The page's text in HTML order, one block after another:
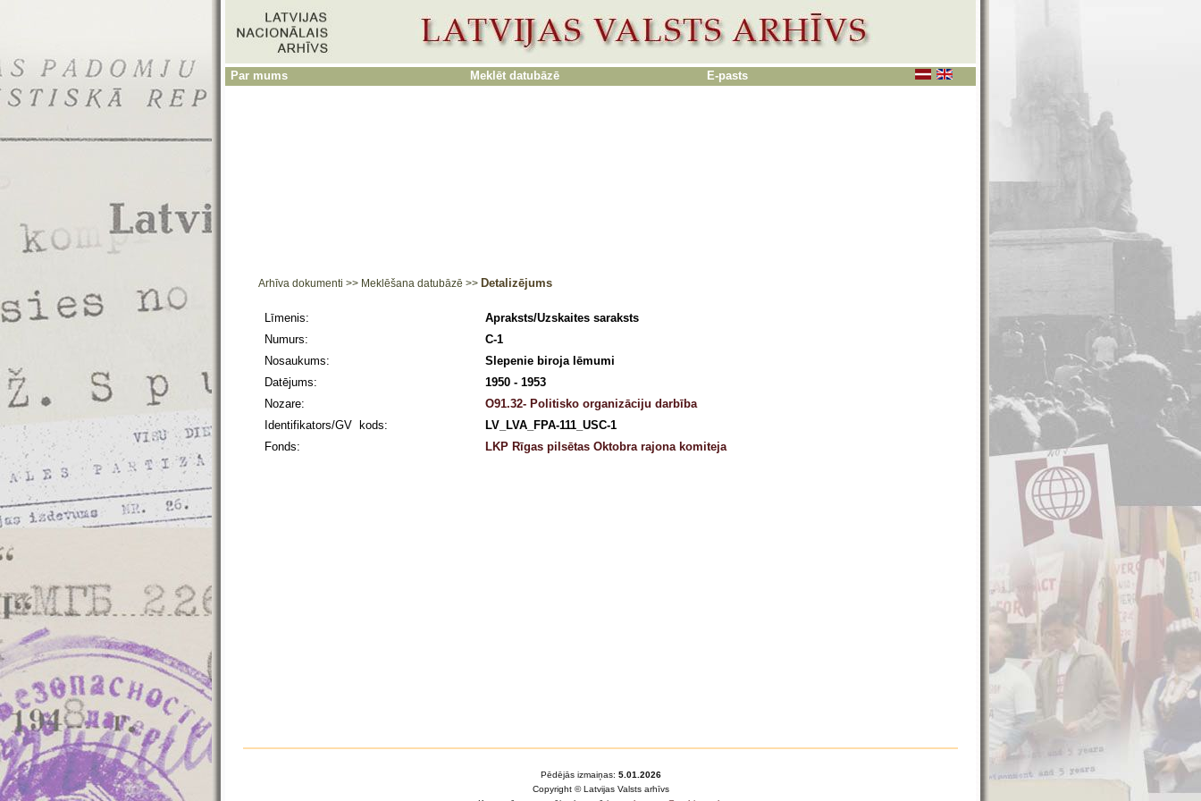
Par mums Meklēt datubāzē E-pasts
Arhīva dokumenti >> Meklēšana datubāzē >> Detalizējums
Līmenis:
Apraksts/Uzskaites saraksts
Numurs:
C-1
Nosaukums:
Slepenie biroja lēmumi
Datējums:
1950 - 1953
Nozare:
O91.32- Politisko organizāciju darbība
Identifikators/GV kods:
LV_LVA_FPA-111_USC-1
Fonds:
LKP Rīgas pilsētas Oktobra rajona komiteja
Pēdējās izmaiņas: 5.01.2026
Copyright © Latvijas Valsts arhīvs